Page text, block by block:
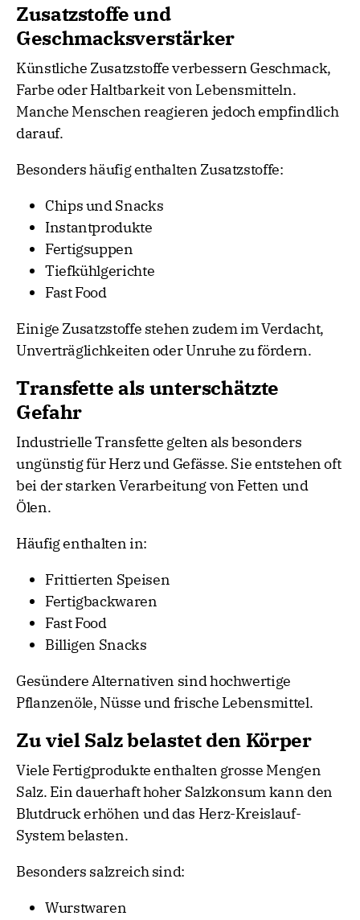
Zusatzstoffe und
Geschmacksverstärker
Künstliche Zusatzstoffe verbessern Geschmack,
Farbe oder Haltbarkeit von Lebensmitteln.
Manche Menschen reagieren jedoch empfindlich
darauf.
Besonders häufig enthalten Zusatzstoffe:
Chips und Snacks
Instantprodukte
Fertigsuppen
Tiefkühlgerichte
Fast Food
Einige Zusatzstoffe stehen zudem im Verdacht,
Unverträglichkeiten oder Unruhe zu fördern.
Transfette als unterschätzte
Gefahr
Industrielle Transfette gelten als besonders
ungünstig für Herz und Gefässe. Sie entstehen oft
bei der starken Verarbeitung von Fetten und
Ölen.
Häufig enthalten in:
Frittierten Speisen
Fertigbackwaren
Fast Food
Billigen Snacks
Gesündere Alternativen sind hochwertige
Pflanzenöle, Nüsse und frische Lebensmittel.
Zu viel Salz belastet den Körper
Viele Fertigprodukte enthalten grosse Mengen
Salz. Ein dauerhaft hoher Salzkonsum kann den
Blutdruck erhöhen und das Herz-Kreislauf-
System belasten.
Besonders salzreich sind:
Wurstwaren